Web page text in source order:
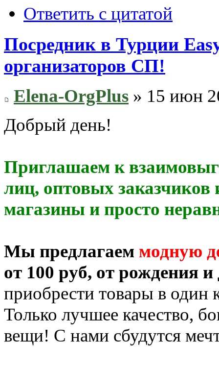
Ответить с цитатой
Посредник в Турции
организаторов СП!
Elena-OrgPlus » 15 июн
Добрый день!
Приглашаем к
лиц, оптовых
магазины и просто
Мы предлагаем модную
от 100 руб, от рождения и
приобрести товары в один
Только лучшее качество,
вещи! С нами сбудутся